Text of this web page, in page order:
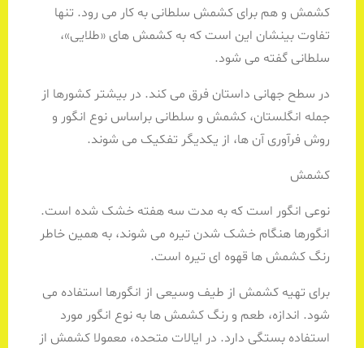
کشمش و هم برای کشمش سلطانی به کار می رود. تنها
تفاوت بینشان این است که به کشمش های «طلایی»،
سلطانی گفته می شود.
در سطح جهانی داستان فرق می کند. در بیشتر کشورها از
جمله انگلستان، کشمش و سلطانی براساس نوع انگور و
روش فرآوری آن ها، از یکدیگر تفکیک می شوند.
کشمش
نوعی انگور است که به مدت سه هفته خشک شده است.
انگورها هنگام خشک شدن تیره می شوند، به همین خاطر
رنگ کشمش ها قهوه ای تیره است.
برای تهیه کشمش از طیف وسیعی از انگورها استفاده می
شود. اندازه، طعم و رنگ کشمش ها به نوع انگور مورد
استفاده بستگی دارد. در ایالات متحده، معمولا کشمش از